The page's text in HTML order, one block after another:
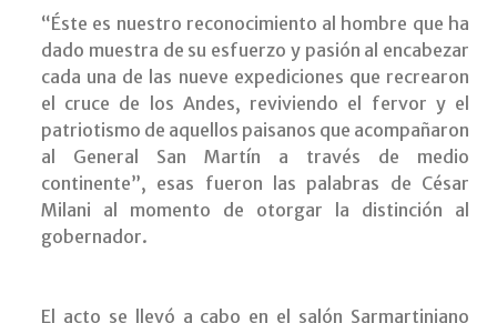
“Éste es nuestro reconocimiento al hombre que ha
dado muestra de su esfuerzo y pasión al encabezar
cada una de las nueve expediciones que recrearon
el cruce de los Andes, reviviendo el fervor y el
patriotismo de aquellos paisanos que acompañaron
al General San Martín a través de medio
continente”, esas fueron las palabras de César
Milani al momento de otorgar la distinción al
gobernador.
El acto se llevó a cabo en el salón Sarmartiniano